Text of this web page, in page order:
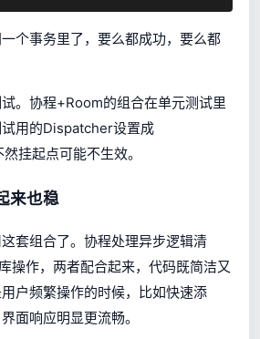
个事务里了，要么都成功，要么都
。协程+Room的组合在单元测试里
用的Dispatcher设置成
挂起点可能不生效。
来也稳
套组合了。协程处理异步逻辑清
操作，两者配合起来，代码既简洁又
户频繁操作的时候，比如快速添
面响应明显更流畅。